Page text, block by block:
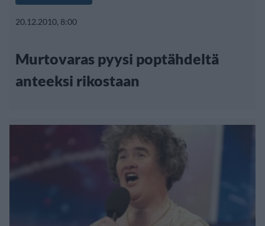
20.12.2010, 8:00
Murtovaras pyysi poptähdeltä
anteeksi rikostaan